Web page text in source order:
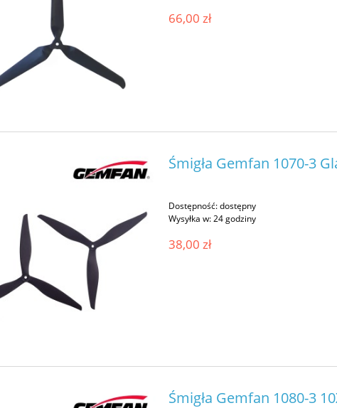
66,00 zł
Śmigła Gemfan 1070-3
Dostępność:dostępny
Wysyłka w:24 godziny
38,00 zł
Śmigła Gemfan 1080-3